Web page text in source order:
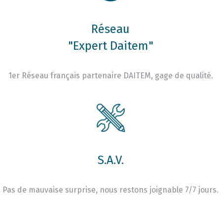
Réseau
"Expert Daitem"
1er Réseau français partenaire DAITEM, gage de qualité.
S.A.V.
Pas de mauvaise surprise, nous restons joignable 7/7 jours.